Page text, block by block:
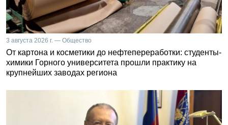
3 августа 2026 г. — Общество
От картона и косметики до нефтепереработки: студенты-
химики Горного университета прошли практику на
крупнейших заводах региона